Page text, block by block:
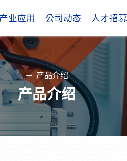
产业应用 公司动态 人才招募
产品介绍
产品介绍